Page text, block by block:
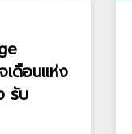
เดือนแห่ง
รับ